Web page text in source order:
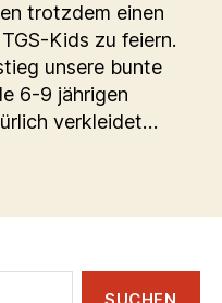
trotzdem einen
Kids zu feiern.
unsere bunte
6-9 jährigen
verkleidet…